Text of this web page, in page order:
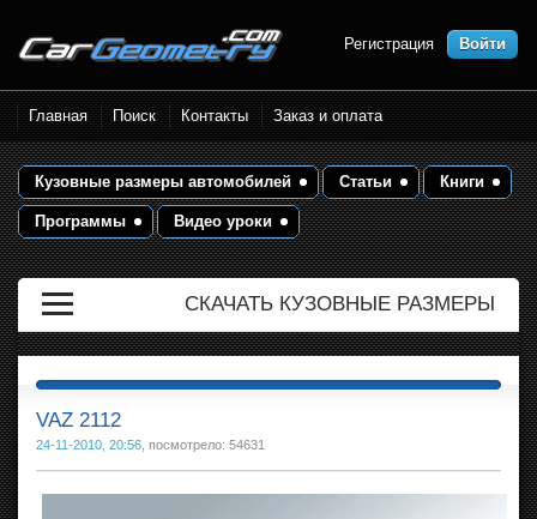
Размеры кузова автомобилей.
Контрольные точки и кузовные
размеры. Геометрия кузова
Регистрация Войти
Главная Поиск Контакты Заказ и оплата
Кузовные размеры автомобилей Статьи Книги
Программы Видео уроки
СКАЧАТЬ КУЗОВНЫЕ РАЗМЕРЫ
VAZ 2112
24-11-2010, 20:56 , посмотрело: 54631